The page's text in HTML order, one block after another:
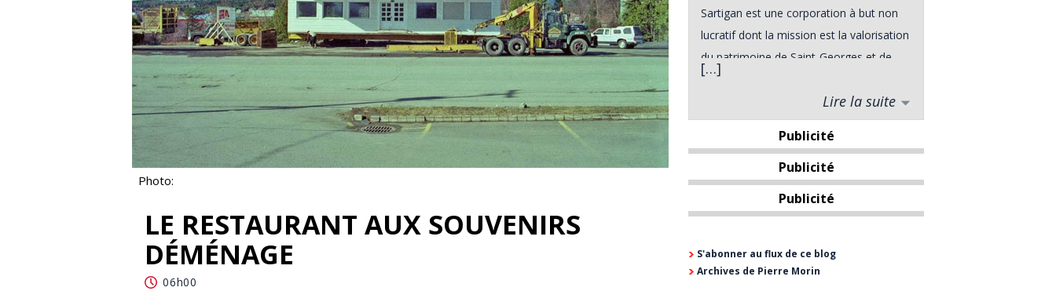
Photo:
LE RESTAURANT AUX SOUVENIRS
DÉMÉNAGE
06h00
Sartigan est une corporation à but non
lucratif dont la mission est la valorisation
du patrimoine de Saint-Georges et de
ses environs. Elle a vu le jour à la suite
d'une rencontre entre divers intervenants
du milieu touristique de Saint-Georges,
rencontre qui s'est déroulée dans le
cadre du Forum Urbain de l'automne
1991. De plus, le grand public pourra
bientôt visiter le Musée de
présentement en restructuration.
[…]
Lire la suite
Publicité
Publicité
Publicité
S'abonner au flux de ce blog
Archives de Pierre Morin